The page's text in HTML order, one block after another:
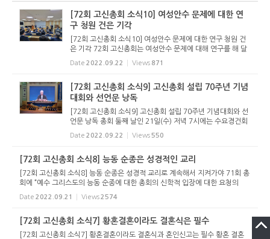
[72회 고신총회 소식10] 여성안수 문제에 대한 연
구 청원 건은 기각
[72회 고신총회 소식10] 여성안수 문제에 대한 연구 청원 건
은 기각 72회 고신총회는 여성안수 문제에 대해 연구를 해 달
라는 청원에 대해 기각하기로 했다. 총회 미래정책위원회는 여
성 안수에 대한 각각의 성경적 근거에 대해 연구해 달라고 청
Date 2022.09.22 Views 871
[72회 고신총회 소식9] 고신총회 설립 70주년 기념
대회와 선언문 낭독
[72회 고신총회 소식9] 고신총회 설립 70주년 기념대회와 선
언문 낭독 총회 둘째 날인 21일(수) 저녁 7시에는 수요경건회
를 겸하여 총회 설립 70주년 기념대회를 열었다. 1952년 9월
진주에서 시작된 고신총회가 어느덧 70년을 맞아 기념대회를
Date 2022.09.22 Views 550
[72회 고신총회 소식8] 능동 순종은 성경적인 교리
[72회 고신총회 소식8] 능동 순종은 성경적 교리로 계속해서 지켜가야 71회 총
회에 “예수 그리스도의 능동 순종에 대한 총회의 신학적 입장에 대한 요청의
건”이 상정되었다. 이에 대해 신학위원회와 고려신학대학원 교수회, 고신대학
Date 2022.09.21 Views2574
[72회 고신총회 소식7] 황혼결혼이라도 결혼식은 필수
[72회 고신총회 소식7] 황혼결혼이라도 결혼식과 혼인신고는 필수 황혼 결혼